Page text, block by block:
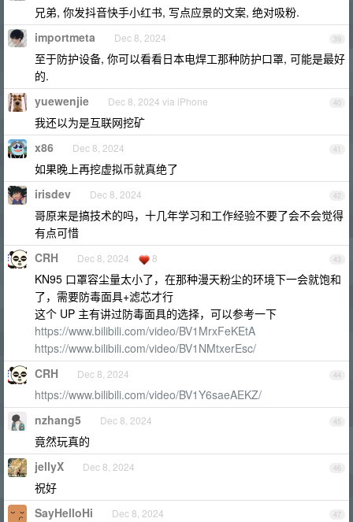
兄弟, 你发抖音快手小红书, 写点应景的文案, 绝对吸粉.
39
importmeta Dec 8, 2024
至于防护设备, 你可以看看日本电焊工那种防护口罩, 可能是最好
的.
40
yuewenjie Dec 8, 2024 via iPhone
我还以为是互联网挖矿
41
x86 Dec 8, 2024
如果晚上再挖虚拟币就真绝了
42
irisdev Dec 8, 2024
哥原来是搞技术的吗，十几年学习和工作经验不要了会不会觉得
有点可惜
43
CRH Dec 8, 2024 8
KN95 口罩容尘量太小了，在那种漫天粉尘的环境下一会就饱和
了，需要防毒面具+滤芯才行
这个 UP 主有讲过防毒面具的选择，可以参考一下
https://www.bilibili.com/video/BV1MrxFeKEtA
https://www.bilibili.com/video/BV1NMtxerEsc/
44
CRH Dec 8, 2024
https://www.bilibili.com/video/BV1Y6saeAEKZ/
45
nzhang5 Dec 8, 2024
竟然玩真的
46
jellyX Dec 8, 2024
祝好
47
SayHelloHi Dec 8, 2024